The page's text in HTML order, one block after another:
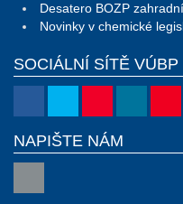
Desatero BOZP
Novinky v chemické
SOCIÁLNÍ SÍTĚ VÚBP
NAPIŠTE NÁM